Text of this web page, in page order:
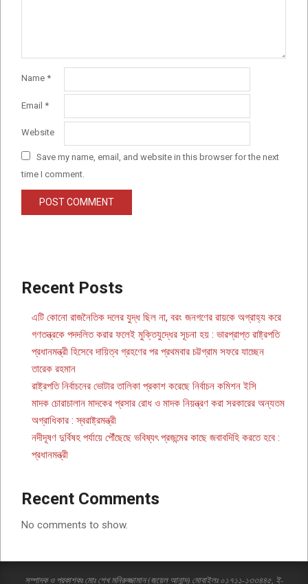
Name *
Email *
Website
Save my name, email, and website in this browser for the next
time I comment.
Recent Posts
এটি কোনো রাজনৈতিক দলের যুদ্ধ ছিল না, বরং জনগণের রায়কে অগ্রাহ্য করে
গণতন্ত্রকে পদদলিত করার ফলেই মুক্তিযুদ্ধের সূচনা হয় : ভারপ্রাপ্ত রাষ্ট্রপতি
প্রধানমন্ত্রী হিসেবে দায়িত্ব গ্রহণের পর প্রথমবার চট্টগ্রাম সফরে যাচ্ছেন
তারেক রহমান
রাষ্ট্রপতি নির্বাচনের ভোটার তালিকা প্রকাশ করেছে নির্বাচন কমিশন ইসি
মাদক চোরাচালান মাদকের প্রসার রোধ ও মাদক নিয়ন্ত্রণ করা সরকারের অন্যতম
অগ্রাধিকার : স্বরাষ্ট্রমন্ত্রী
নদীদূষণ দুর্বিষহ পর্যায়ে পৌঁছেছে ভবিষ্যৎ প্রজন্মের কাছে জবাবদিহি করতে হবে :
প্রধানমন্ত্রী
Recent Comments
No comments to show.
সম্পাদক ও প্রকাশকঃ মোঃ শেখ মনিরুজ্জামান (জুয়েল আনান্দ) মোবাইলঃ ০১৭১১-১৩৩৪৪৫, ই-